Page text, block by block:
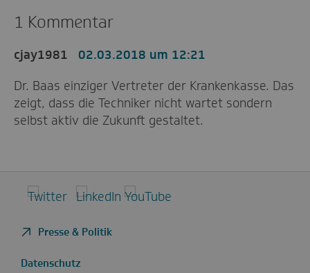
1 Kommentar
cjay1981
02.03.2018 um 12:21
Dr. Baas einziger Vertreter der Krankenkasse. Das
zeigt, dass die Techniker nicht wartet sondern
selbst aktiv die Zukunft gestaltet.
Twitter LinkedIn
Presse & Politik
Datenschutz